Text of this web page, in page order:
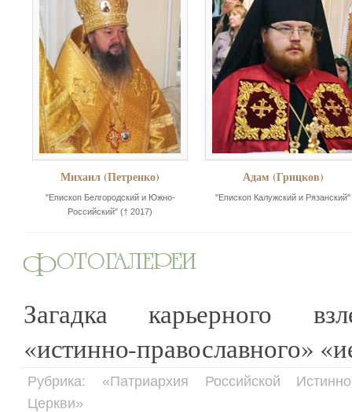
Михаил (Петренко)
"Епископ Белгородский и Южно-
Российский" († 2017)
Адам (Грицков)
"Епископ Калужский и Рязанский"
Загадка карьерного
«истинно-православного»
Рубрика: «Патриархия Российской
Церкви»